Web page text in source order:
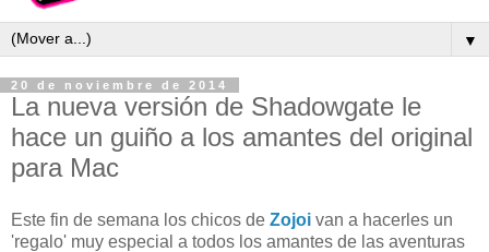
▼
20 de noviembre de 2014
La nueva versión de Shadowgate le
hace un guiño a los amantes del original
para Mac
Este fin de semana los chicos de Zojoi van a hacerles un
'regalo' muy especial a todos los amantes de las aventuras